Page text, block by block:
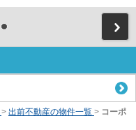
> 出前不動産の物件一覧 > コーポ